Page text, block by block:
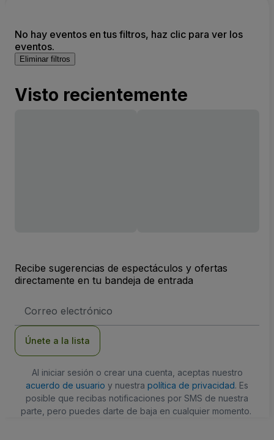
No hay eventos en tus filtros, haz clic para ver los
eventos.
Eliminar filtros
Visto recientemente
Recibe sugerencias de espectáculos y ofertas
directamente en tu bandeja de entrada
de
Únete a la lista
Al iniciar sesión o crear una cuenta, aceptas nuestro
acuerdo de usuario y nuestra política de privacidad. Es
posible que recibas notificaciones por SMS de nuestra
parte, pero puedes darte de baja en cualquier momento.